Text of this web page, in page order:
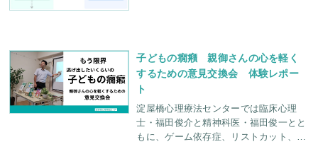
子どもの癇癪 親御さんの心を軽く
するための意見交換会 体験レポー
ト
淀屋橋心理療法センターでは臨床心理
士・福田俊介と精神科医・福田俊一とと
もに、ゲーム依存症、リストカット、癇